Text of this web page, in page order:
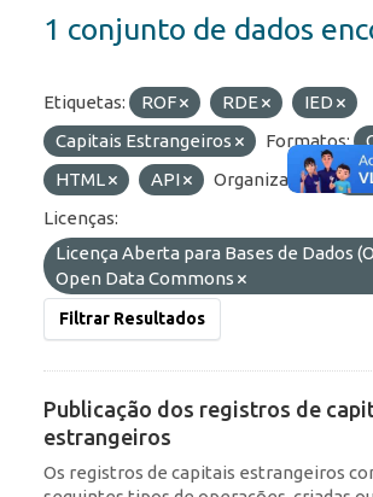
1 conjunto de dados
Etiquetas: ROF RDE
IED
Capitais Estrangeiros
Formatos:
HTML
API Organizações:
Licenças:
Licença Aberta para Bases de Dados
Open Data Commons
Filtrar Resultados
Publicação dos registros de
estrangeiros
Os registros de capitais estrangeiros